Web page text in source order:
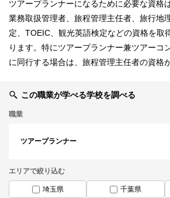
ツアープランナーになるために必要な資格
業務取扱管理者、旅程管理主任者、旅行地
定、TOEIC、観光英語検定などの資格を取
ります。特にツアープランナー兼ツアーコ
に同行する場合は、旅程管理主任者の資格
この職業が学べる学校を調べる
職業
ツアープランナー
エリアで絞り込む
埼玉県 千葉県